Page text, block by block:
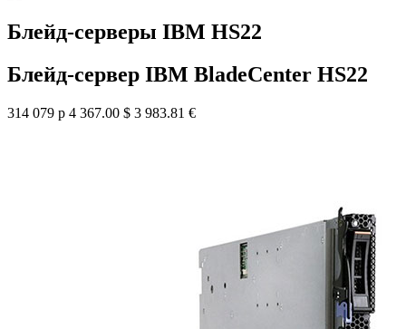
Блейд-серверы IBM HS22
Блейд-сервер IBM BladeCenter HS22
314 079 р 4 367.00 $ 3 983.81 €